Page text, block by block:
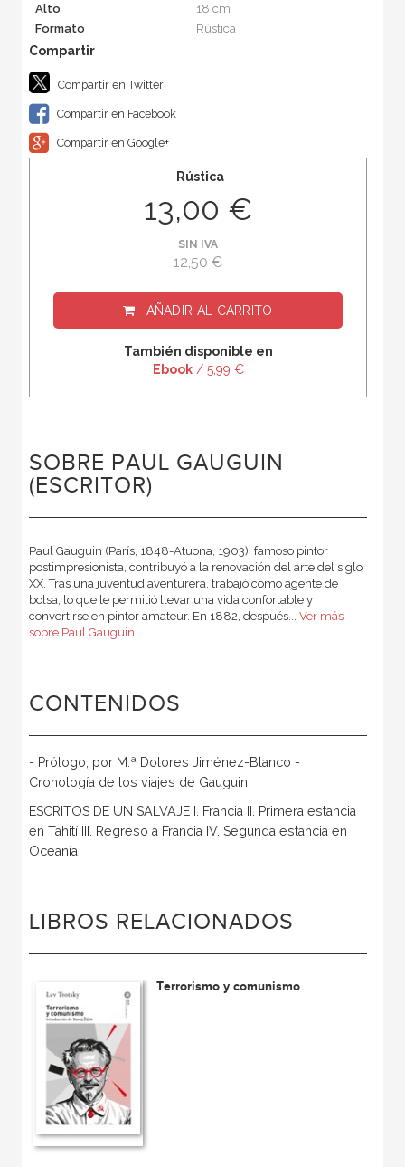
Alto
18 cm
Formato
Rústica
Compartir en Twitter
Compartir en Facebook
Compartir en Google+
Rústica
13,00 €
SIN IVA
12,50 €
AÑADIR AL CARRITO
También disponible en
Ebook/ 5,99 €
SOBRE PAUL GAUGUIN
(ESCRITOR)
Paul Gauguin (París, 1848-Atuona, 1903), famoso pintor
postimpresionista, contribuyó a la renovación del arte del siglo
XX. Tras una juventud aventurera, trabajó como agente de
bolsa, lo que le permitió llevar una vida confortable y
convertirse en pintor amateur. En 1882, después... Ver más
sobre Paul Gauguin
CONTENIDOS
- Prólogo, por M.ª Dolores Jiménez-Blanco -
Cronología de los viajes de Gauguin
ESCRITOS DE UN SALVAJE I. Francia II. Primera estancia
en Tahití III. Regreso a Francia IV. Segunda estancia en
Oceanía
LIBROS RELACIONADOS
Terrorismo y comunismo